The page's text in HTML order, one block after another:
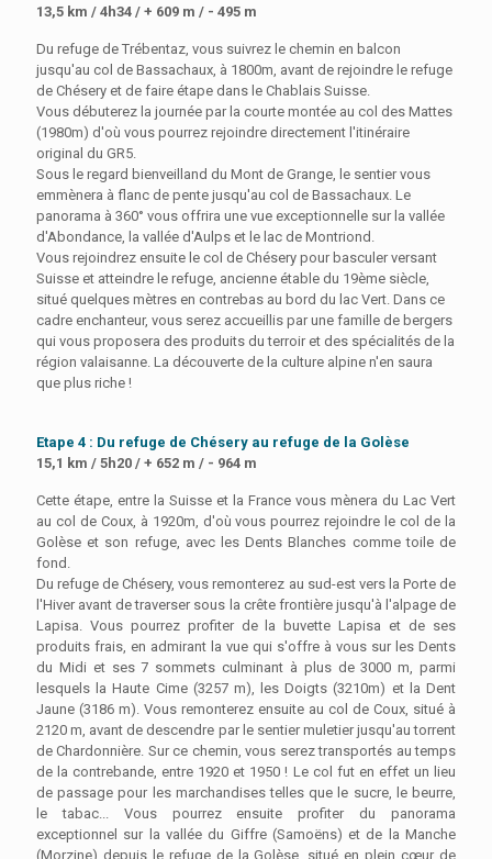
13,5 km / 4h34 / + 609 m / - 495 m
Du refuge de Trébentaz, vous suivrez le chemin en balcon
jusqu'au col de Bassachaux, à 1800m, avant de rejoindre le refuge
de Chésery et de faire étape dans le Chablais Suisse.
Vous débuterez la journée par la courte montée au col des Mattes
(1980m) d'où vous pourrez rejoindre directement l'itinéraire
original du GR5.
Sous le regard bienveilland du Mont de Grange, le sentier vous
emmènera à flanc de pente jusqu'au col de Bassachaux. Le
panorama à 360° vous offrira une vue exceptionnelle sur la vallée
d'Abondance, la vallée d'Aulps et le lac de Montriond.
Vous rejoindrez ensuite le col de Chésery pour basculer versant
Suisse et atteindre le refuge, ancienne étable du 19ème siècle,
situé quelques mètres en contrebas au bord du lac Vert. Dans ce
cadre enchanteur, vous serez accueillis par une famille de bergers
qui vous proposera des produits du terroir et des spécialités de la
région valaisanne. La découverte de la culture alpine n'en saura
que plus riche !
Etape 4 : Du refuge de Chésery au refuge de la Golèse
15,1 km / 5h20 / + 652 m / - 964 m
Cette étape, entre la Suisse et la France vous mènera du Lac Vert
au col de Coux, à 1920m, d'où vous pourrez rejoindre le col de la
Golèse et son refuge, avec les Dents Blanches comme toile de
fond.
Du refuge de Chésery, vous remonterez au sud-est vers la Porte de
l'Hiver avant de traverser sous la crête frontière jusqu'à l'alpage de
Lapisa. Vous pourrez profiter de la buvette Lapisa et de ses
produits frais, en admirant la vue qui s'offre à vous sur les Dents
du Midi et ses 7 sommets culminant à plus de 3000 m, parmi
lesquels la Haute Cime (3257 m), les Doigts (3210m) et la Dent
Jaune (3186 m). Vous remonterez ensuite au col de Coux, situé à
2120 m, avant de descendre par le sentier muletier jusqu'au torrent
de Chardonnière. Sur ce chemin, vous serez transportés au temps
de la contrebande, entre 1920 et 1950 ! Le col fut en effet un lieu
de passage pour les marchandises telles que le sucre, le beurre,
le tabac...
Vous pourrez ensuite profiter du panorama
exceptionnel sur la vallée du Giffre (Samoëns) et de la Manche
(Morzine) depuis le refuge de la Golèse, situé en plein cœur de